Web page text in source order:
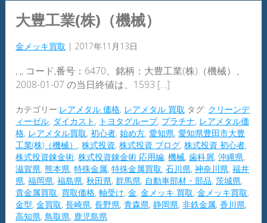
大豊工業(株)（機械）
金メッキ買取 | 2017年11月13日
, ,, コード,番号：6470、銘柄：大豊工業(株)（機械）、
2008-01-07 の当日終値は、1593 […]
カテゴリー:レアメタル 価格, レアメタル 買取 タグ: クリーンデ
ィーゼル, ダイカスト , トヨタグループ, プラチナ, レアメタル価
格, レアメタル買取,初心者,始め方,愛知県,愛知県豊田市大豊
工業(株)（機械） ,株式投資,株式投資 ブログ,株式投資 初心者,
株式投資錬金術,株式投資錬金術 応用編,機械,歯科屑,沖縄県,
滋賀県,熊本県,特殊金属,特殊金属買取,石川県,神奈川県,福井
県,福岡県,福島県,秋田県,群馬県, 自動車部材・部品,茨城県,
貴金属買取, 買取価格,軸受け,金,金メッキ 買取,金メッキ買取,
金型,金買取,長崎県,長野県,青森県,静岡県,非鉄金属,香川県,
高知県,鳥取県, 鹿児島県